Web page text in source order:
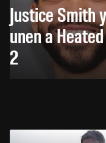
Justice Smith
unen a
2